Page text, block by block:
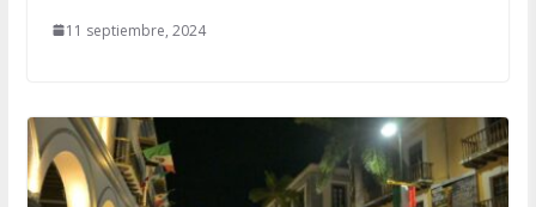
11 septiembre, 2024